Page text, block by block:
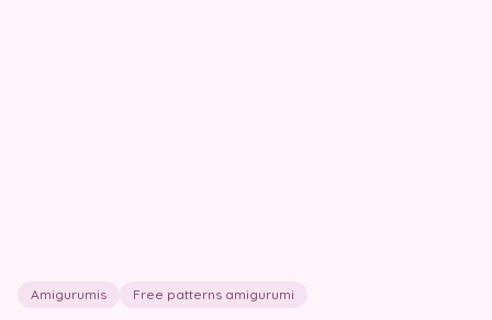
Amigurumis Free patterns amigurumi